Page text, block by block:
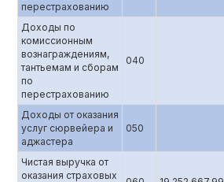
перестрахованию
Доходы по
комиссионным
вознаграждениям,
тантьемам и сборам
по
перестрахованию
040
Доходы от оказания
услуг сюрвейера и
аджастера
050
Чистая выручка от
оказания страховых